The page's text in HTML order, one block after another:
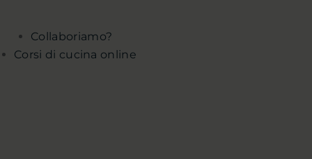
Collaboriamo?
Corsi di cucina online